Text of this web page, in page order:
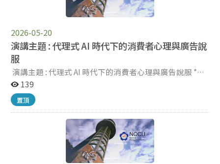
2026-05-20
演講主題 : 代理式 AI 時代下的消費者心理與廣告說
服
演講主題 : 代理式 AI 時代下的消費者心理與廣告說服 *時
間：6/3(三)中午1210-1330 *地點：新聞館3樓301研討室
【講者介紹】Dr. Tae Hyun Baek現任韓國首爾成均館大學
媒體與傳播學系教授。其研究領域涵蓋 AI 生成廣告、數
位行銷、消費者行為、廣告心理、品牌研究，以及親社會
行為等主題，為國際廣告研究領域的重要學者之一。其研
究成果廣泛發表於廣告與傳播領域的頂尖國際期刊，並於
2025 年獲選為 Stanford／Elsevier 全球前 2% 科學家。
目前亦擔任 Journal of Advertising Research 與 Journal
139
置頂